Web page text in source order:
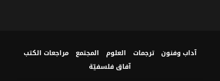
آداب وفنون ترجمات العلوم المجتمع
مراجعات الكتب
آفاق فلسفيّة‎